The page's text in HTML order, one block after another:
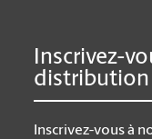
Inscrivez-
distribution
Inscrivez-vous à